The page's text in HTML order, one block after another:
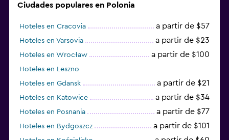
Ciudades populares en Polonia
Hoteles en Cracovia a partir de $57
Hoteles en Varsovia a partir de $23
Hoteles en Wrocław a partir de $100
Hoteles en Leszno
Hoteles en Gdansk
a partir de $21
Hoteles en Katowice a partir de $34
Hoteles en Posnania a partir de $77
Hoteles en Bydgoszcz a partir de $101